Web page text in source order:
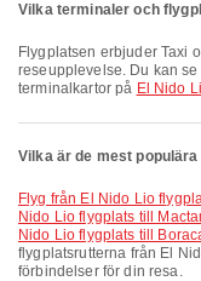
Vilka terminaler och
Flygplatsen erbjuder Taxi och många andra faciliteter för att förbättra din
reseupplevelse. Du kan
terminalkartor på El Nido
Vilka är de mest
Flyg från El Nido Lio
Nido Lio flygplats till
Nido Lio flygplats till
flygplatsrutterna från El
förbindelser för din resa.